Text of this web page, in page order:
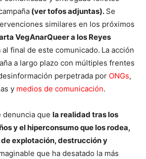
(ver tofos adjuntas). Se
similares en los próximos
VegAnarQueer a los Reyes
al final de este comunicado. La acción
a largo plazo con múltiples frentes
perpetrada por ONGs,
y medios de comunicación.
denuncia que la realidad tras los
y el hiperconsumo que los rodea,
explotación, destrucción y
que ha desatado la más